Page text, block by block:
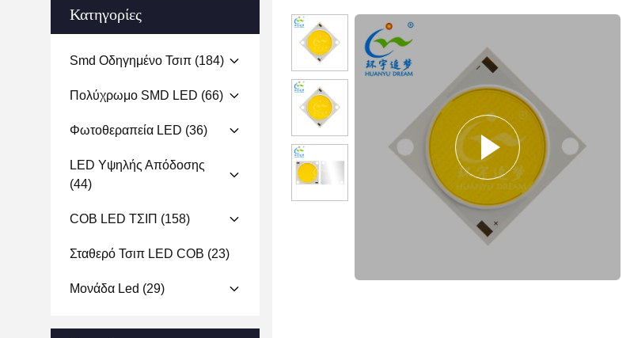
Κατηγορίες
Smd Οδηγημένο Τσιπ (184)
Πολύχρωμο SMD LED (66)
Φωτοθεραπεία LED (36)
LED Υψηλής Απόδοσης
(44)
COB LED ΤΣΙΠ (158)
Σταθερό Τσιπ LED COB (23)
Μονάδα Led (29)